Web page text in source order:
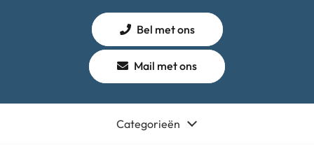
Bel met ons
Mail met ons
Categorieën